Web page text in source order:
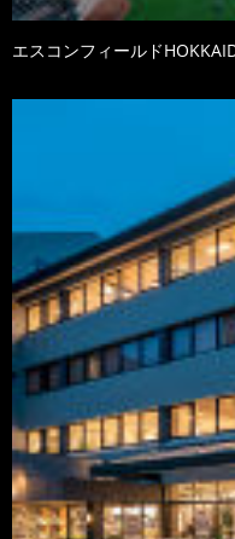
エスコンフィールド